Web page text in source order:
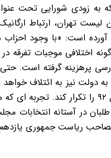
شورایی تحت عنوان
تهران، ارتباط ارگانیک
آورده است: «با وجود
اختلافی موجبات تفرقه
احمدی نژاد درسی پرهزینه
نیز به ائتلاف خواهد
میان اصلاح طلبان و جریان های نزدیک به دولت
در آستانه انتخابات
ریاست جمهوری